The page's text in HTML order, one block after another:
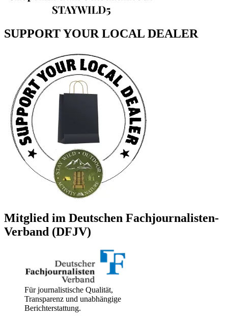
SUPPORT YOUR LOCAL DEALER
Mitglied im Deutschen Fachjournalisten-
Verband (DFJV)
Für journalistische Qualität,
Transparenz und unabhängige
Berichterstattung.